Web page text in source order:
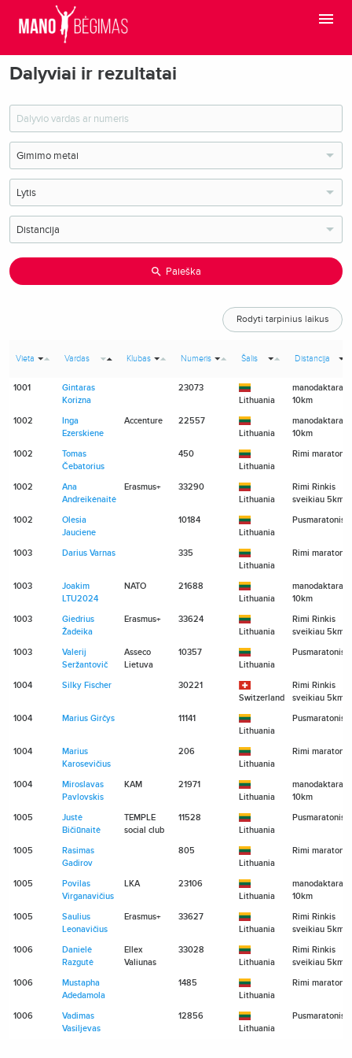
Dalyviai ir rezultatai
Paieška
Rodyti tarpinius laikus
Vieta Vardas Klubas Numeris Šalis Distancija
1001
Gintaras
Korizna
23073
Lithuania
10km
1002
Inga
Ezerskiene
Accenture
22557
Lithuania
10km
1002
Tomas
Čebatorius
450
Lithuania
Rimi maratonas
1002
Ana
Andreikėnaitė
Erasmus+
33290
Lithuania
Rimi Rinkis
sveikiau 5km
1002
Olesia
Jauciene
10184
Lithuania
Pusmaratonis
1003 Darius Varnas
335
Lithuania
Rimi maratonas
1003
Joakim
LTU2024
NATO
21688
Lithuania
10km
1003
Giedrius
Žadeika
Erasmus+
33624
Lithuania
Rimi Rinkis
sveikiau 5km
1003
Valerij
Seržantovič
Asseco
Lietuva
10357
Lithuania
Pusmaratonis
1004 Silky Fischer
30221
Switzerland
Rimi Rinkis
sveikiau 5km
1004
Marius Girčys
11141
Lithuania
Pusmaratonis
1004
Marius
Karosevičius
206
Lithuania
Rimi maratonas
1004
Miroslavas
Pavlovskis
KAM
21971
Lithuania
10km
1005
Justė
Bičiūnaitė
TEMPLE
social club
11528
Lithuania
Pusmaratonis
1005
Rasimas
Gadirov
805
Lithuania
Rimi maratonas
1005
Povilas
Virganavičius
LKA
23106
Lithuania
10km
1005
Saulius
Leonavičius
Erasmus+
33627
Lithuania
Rimi Rinkis
sveikiau 5km
1006
Danielė
Razgutė
Ellex
Valiunas
33028
Lithuania
Rimi Rinkis
sveikiau 5km
1006
Mustapha
Adedamola
1485
Lithuania
Rimi maratonas
1006
Vadimas
Vasiljevas
12856
Lithuania
Pusmaratonis